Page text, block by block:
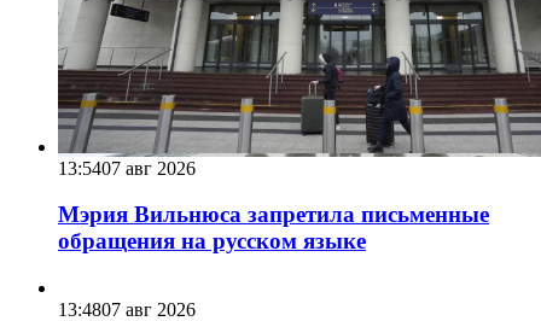
13:5407 авг 2026
Мэрия Вильнюса запретила письменные
обращения на русском языке
13:4807 авг 2026